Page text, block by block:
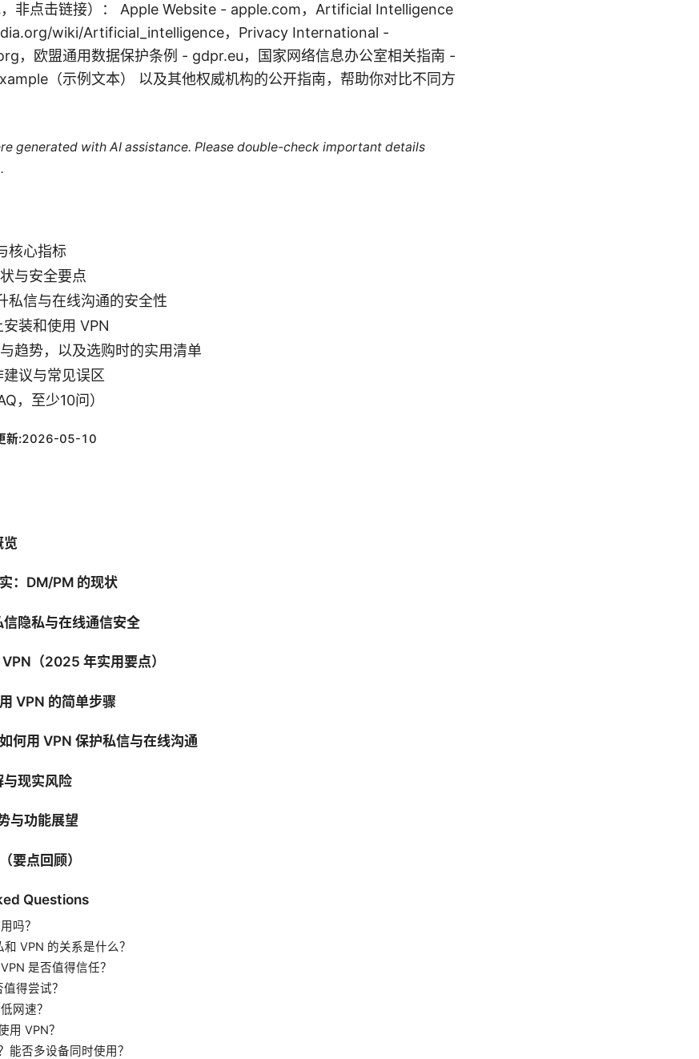
非点击链接）： Apple Website - apple.com，Artificial Intelligence
wiki/Artificial_intelligence，Privacy International -
，欧盟通用数据保护条例 - gdpr.eu，国家网络信息办公室相关指南 -
（示例文本） 以及其他权威机构的公开指南，帮助你对比不同方
generated with AI assistance. Please double-check important details
核心指标
与安全要点
私信与在线沟通的安全性
装和使用 VPN
趋势，以及选购时的实用清单
议与常见误区
，至少10问）
新:2026-05-10
览
：DM/PM 的现状
隐私与在线通信安全
（2025 年实用要点）
VPN 的简单步骤
何用 VPN 保护私信与在线沟通
现实风险
与功能展望
要点回顾）
Questions
吗？
VPN 的关系是什么？
是否值得信任？
得尝试？
网速？
用 VPN？
能否多设备同时使用？